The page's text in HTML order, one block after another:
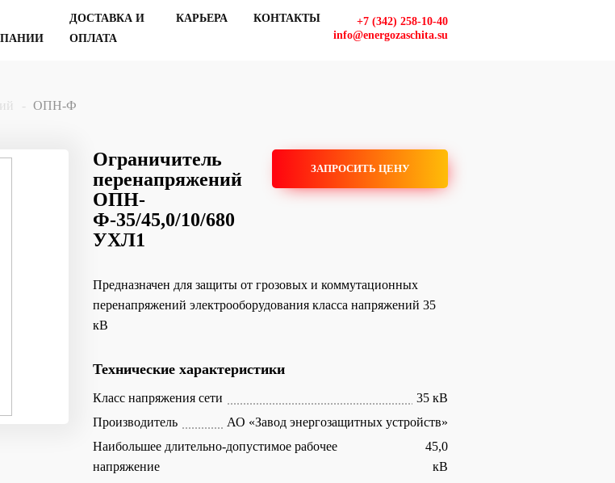
ДОСТАВКА И
ОПЛАТА
КАРЬЕРА КОНТАКТЫ
+7 (342) 258-10-40
info@energozaschita.su
ОПН-Ф
Ограничитель
перенапряжений
ОПН-
Ф-35/45,0/10/680
УХЛ1
ЗАПРОСИТЬ ЦЕНУ
Предназначен для защиты от грозовых и коммутационных
перенапряжений электрооборудования класса напряжений 35
кВ
Технические характеристики
Класс напряжения сети
35 кВ
Производитель
АО «Завод энергозащитных устройств»
Наибольшее длительно-допустимое рабочее
напряжение
45,0
кВ